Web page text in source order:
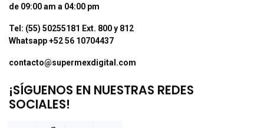
de 09:00 am a 04:00 pm
Tel: (55) 50255181 Ext. 800 y 812
Whatsapp +52 56 10704437
contacto@supermexdigital.com
¡SÍGUENOS EN NUESTRAS REDES
SOCIALES!